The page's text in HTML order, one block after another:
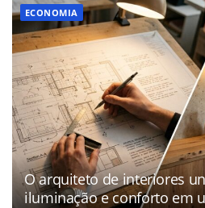
ECONOMIA
O arquiteto de interiores
iluminação e conforto em